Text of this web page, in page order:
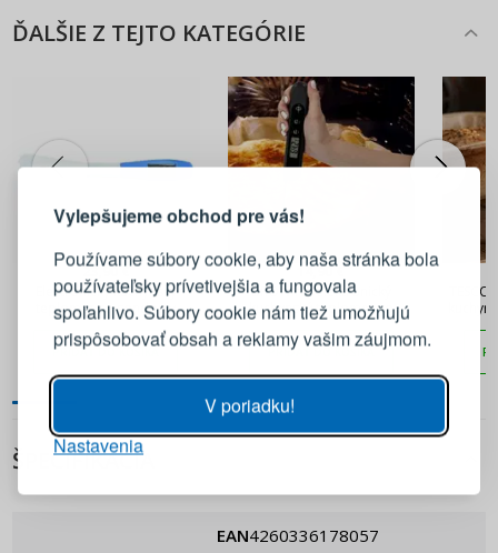
Vylepšujeme obchod pre vás!
Používame súbory cookie, aby naša stránka bola
používateľsky prívetivejšia a fungovala
spoľahlivo. Súbory cookie nám tiež umožňujú
prispôsobovať obsah a reklamy vašim záujmom.
V poriadku!
Nastavenia
ĎALŠIE Z TEJTO KATEGÓRIE
23,90 €
Elektronický kuchynský
teplomer so sondou v
podobe špachtle
PRIDAŤ DO KOŠÍKA
14,90 €
BROWIN - elektronický
kuchynský teplomer so
sondou
PRIDAŤ DO KOŠÍKA
ŠPECIFIKÁCIA
EAN 4260336178057
PRIHLÁSENIE REGISTRÁCIA
Prihláste sa k svojmu účtu
PRIHLÁSIŤ SA